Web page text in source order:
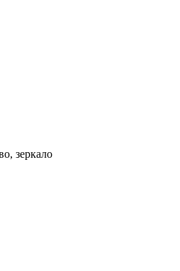
зеркало